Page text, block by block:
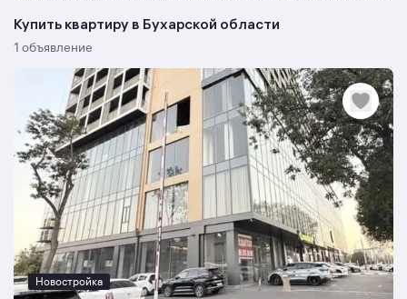
Купить квартиру в Бухарской области
1 объявление
Новостройка